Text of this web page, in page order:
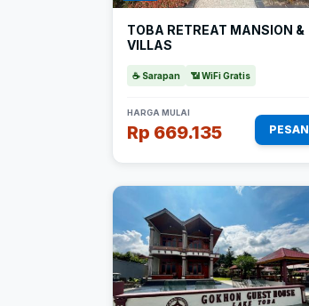
TOBA RETREAT MANSION &
VILLAS
☕ Sarapan 📶 WiFi Gratis
HARGA MULAI
Rp 669.135 PESAN